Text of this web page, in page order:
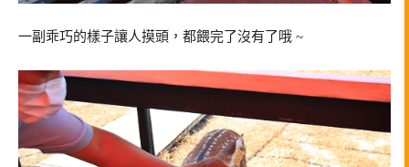
一副乖巧的樣子讓人摸頭，都餵完了沒有了哦 ~